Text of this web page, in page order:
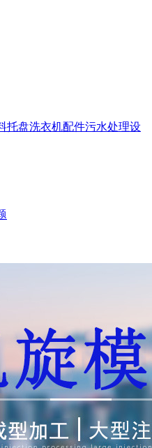
托盘洗衣机配件污水处理设